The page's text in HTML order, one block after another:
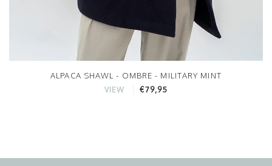
ALPACA SHAWL - OMBRE - MILITARY MINT
VIEW €79,95